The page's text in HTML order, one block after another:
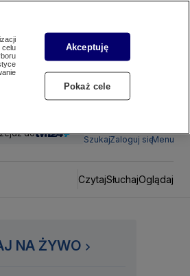
do
SzukajZaloguj sięMenu
CzytajSłuchajOglądaj
NA ŻYWO
celu
Akceptuję
Pokaż cele